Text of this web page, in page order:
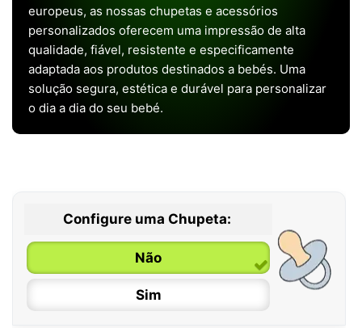
europeus, as nossas chupetas e acessórios
personalizados oferecem uma impressão de alta
qualidade, fiável, resistente e especificamente
adaptada aos produtos destinados a bebés. Uma
solução segura, estética e durável para personalizar
o dia a dia do seu bebé.
Configure uma Chupeta:
Não
Sim